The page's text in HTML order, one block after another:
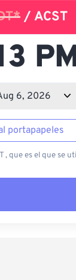
/ ACST
portapapeles
, que es el que se